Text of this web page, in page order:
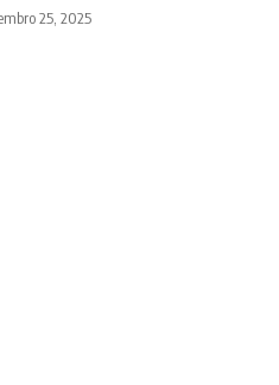
25, 2025